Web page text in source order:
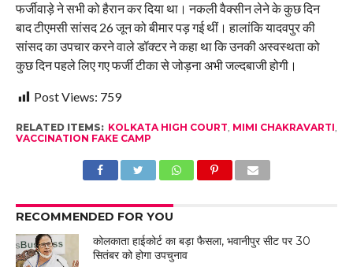
फर्जीवाड़े ने सभी को हैरान कर दिया था। नकली वैक्सीन लेने के कुछ दिन
बाद टीएमसी सांसद 26 जून को बीमार पड़ गई थीं। हालांकि यादवपुर की
सांसद का उपचार करने वाले डॉक्टर ने कहा था कि उनकी अस्वस्थता को
कुछ दिन पहले लिए गए फर्जी टीका से जोड़ना अभी जल्दबाजी होगी।
Post Views: 759
RELATED ITEMS: KOLKATA HIGH COURT, MIMI CHAKRAVARTI,
VACCINATION FAKE CAMP
RECOMMENDED FOR YOU
कोलकाता हाईकोर्ट का बड़ा फैसला, भवानीपुर सीट पर 30
सितंबर को होगा उपचुनाव